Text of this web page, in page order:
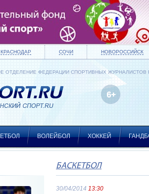
КРАСНОДАР СОЧИ НОВОРОССИЙСК
ОТДЕЛЕНИЕ ФЕДЕРАЦИИ СПОРТИВНЫХ ЖУРНАЛИСТОВ
ВОЛЕЙБОЛ ХОККЕЙ
БАСКЕТБОЛ
30/04/2014 13:30